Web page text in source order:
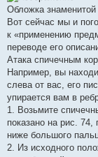
Обложка знаменитой
Вот сейчас мы и
к «применению
переводе его
Атака спичечным
Например, вы
слева от вас, его
упирается вам в
1. Возьмите
показано на рис. 74,
ниже большого
2. Из исходного